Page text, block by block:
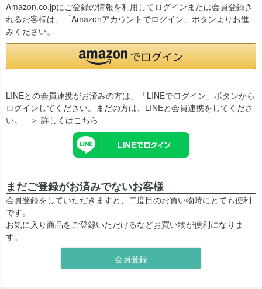
Amazon.co.jpにご登録の情報を利用してログインまたは会員登録さ
れるお客様は、「Amazonアカウントでログイン」ボタンよりお進
みください。
LINEとの会員連携がお済みの方は、「LINEでログイン」ボタンから
ログインしてください。まだの方は、 LINEと会員連携をしてくださ
い。
＞ 詳しくはこちら
まだご登録がお済みでないお客様
会員登録をしていただきますと、二度目のお買い物時にとても便利
です。
お気に入り商品をご登録いただけるなどお買い物が便利になりま
す。
会員登録